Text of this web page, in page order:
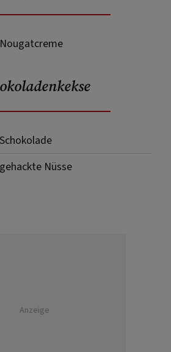
Nougatcreme
Schokolade
gehackte Nüsse
Anzeige